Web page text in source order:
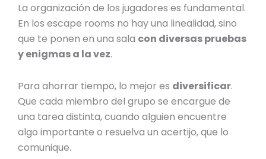
La organización de los jugadores es fundamental.
En los escape rooms no hay una linealidad, sino
que te ponen en una sala con diversas pruebas
y enigmas a la vez.
Para ahorrar tiempo, lo mejor es diversificar.
Que cada miembro del grupo se encargue de
una tarea distinta, cuando alguien encuentre
algo importante o resuelva un acertijo, que lo
comunique.